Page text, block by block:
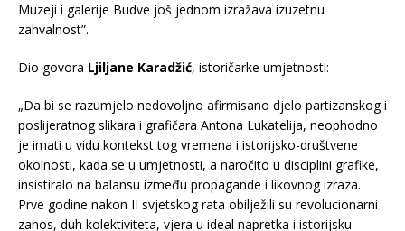
Muzeji i galerije Budve još jednom izražava izuzetnu
zahvalnost”.
Dio govora Ljiljane Karadžić, istoričarke umjetnosti:
„Da bi se razumjelo nedovoljno afirmisano djelo partizanskog i
poslijeratnog slikara i grafičara Antona Lukatelija, neophodno
je imati u vidu kontekst tog vremena i istorijsko-društvene
okolnosti, kada se u umjetnosti, a naročito u disciplini grafike,
insistiralo na balansu između propagande i likovnog izraza.
Prve godine nakon II svjetskog rata obilježili su revolucionarni
zanos, duh kolektiviteta, vjera u ideal napretka i istorijsku